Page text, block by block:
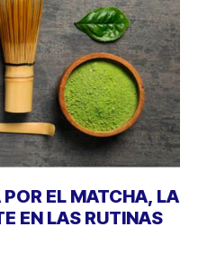
EL MATCHA, LA
EN LAS RUTINAS